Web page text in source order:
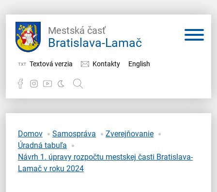
Mestská časť
Bratislava-Lamač
Textová verzia Kontakty English
Samospráva
Miestny úrad
O Lamači
Domov Samospráva
Zverejňovanie
Úradná tabuľa
Návrh 1. úpravy rozpočtu mestskej časti Bratislava-
Lamač v roku 2024